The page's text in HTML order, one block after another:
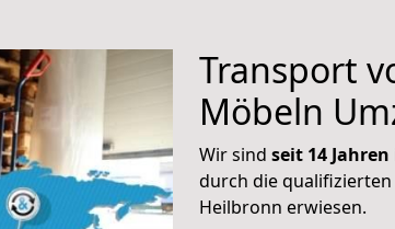
Transport
Möbeln
Wir sind seit 14
durch die
Heilbronn erwiesen.